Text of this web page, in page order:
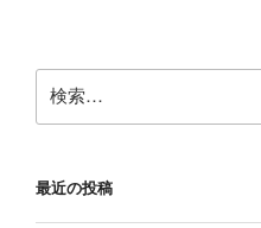
索:
最近の投稿